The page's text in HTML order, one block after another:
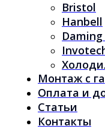
Bristol
Hanbell
Монтаж с
Оплата и
Статьи
Контакты